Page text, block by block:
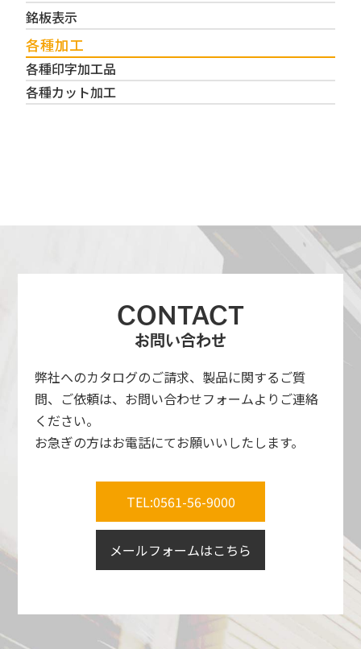
銘板表示
各種加工
各種印字加工品
各種カット加工
CONTACT
お問い合わせ
弊社へのカタログのご請求、製品に関するご質
問、ご依頼は、お問い合わせフォームよりご連絡
ください。
お急ぎの方はお電話にてお願いいしたします。
TEL:0561-56-9000
メールフォームはこちら